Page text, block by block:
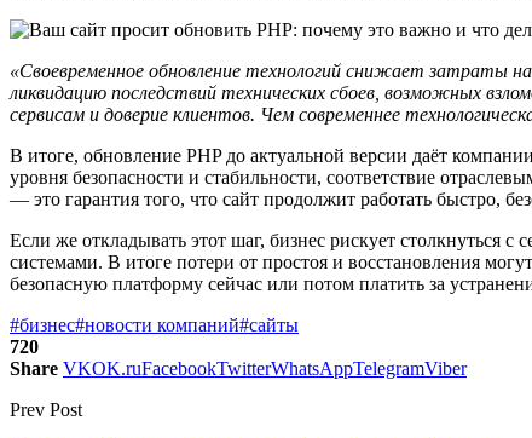
«Своевременное обновление технологий снижает затраты
ликвидацию последствий технических сбоев, возможных
сервисам и доверие клиентов. Чем современнее
В итоге, обновление PHP до актуальной версии даёт
уровня безопасности и стабильности, соответствие
— это гарантия того, что сайт продолжит работать быстро,
Если же откладывать этот шаг, бизнес рискует
системами. В итоге потери от простоя и восстановления
безопасную платформу сейчас или потом платить за
#бизнес#новости компаний#сайты
720
Share VKOK.ruFacebookTwitterWhatsAppTelegramViber
Prev Post